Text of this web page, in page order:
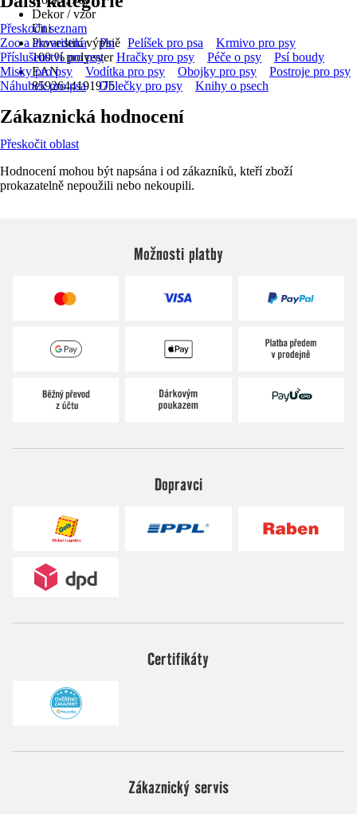
Dekor / vzor
Uni
Provedení výplně
100 % polyester
EAN
8592644191975
Přeskočit seznam
Zoo a akvaristika
Psi Pelíšek pro psa
Krmivo pro psy
Příslušenství pro psy
Hračky pro psy Péče o psy
Psí boudy
Misky pro psy
Vodítka pro psy Obojky pro psy
Postroje pro psy
Náhubek pro psa
Oblečky pro psy Knihy o psech
Zákaznická hodnocení
Přeskočit oblast
Hodnocení mohou být napsána i od zákazníků, kteří zboží
prokazatelně nepoužili nebo nekoupili.
Možnosti platby
Dopravci
Certifikáty
Zákaznický servis